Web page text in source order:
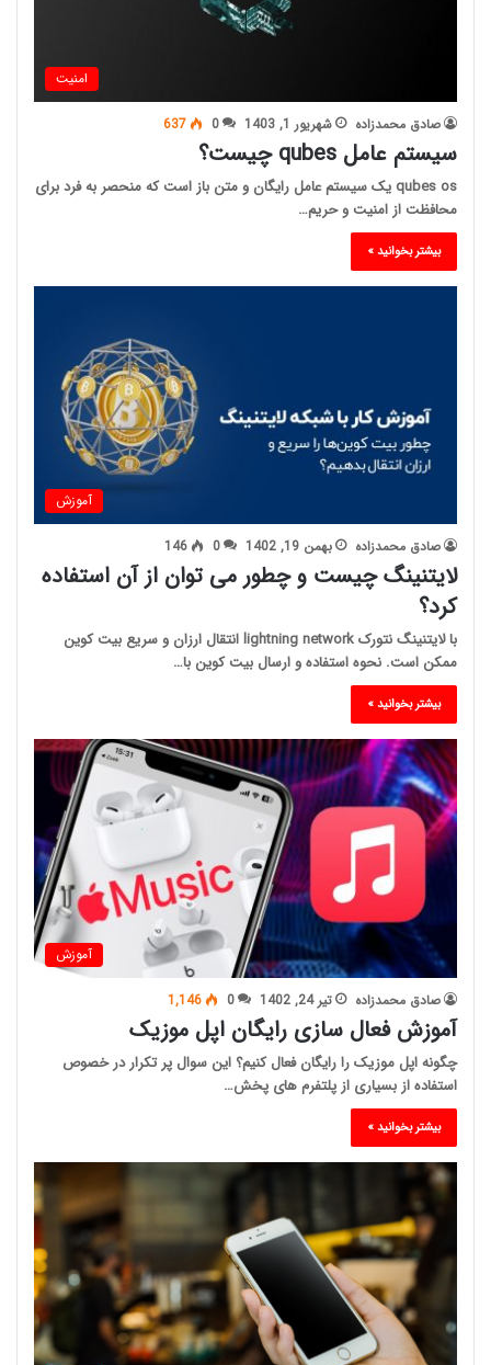
امنیت
صادق محمدزاده شهریور 1, 1403 0
637
سیستم عامل qubes چیست؟
qubes os یک سیستم عامل رایگان و متن باز است که منحصر به فرد برای
محافظت از امنیت و حریم…
بیشتر بخوانید »
آموزش
صادق محمدزاده بهمن 19, 1402 0
146
لایتنینگ چیست و چطور می توان از آن استفاده
کرد؟
با لایتنینگ نتورک lightning network انتقال ارزان و سریع بیت کوین
ممکن است. نحوه استفاده و ارسال بیت کوین با…
بیشتر بخوانید »
آموزش
صادق محمدزاده تیر 24, 1402 0
1,146
آموزش فعال سازی رایگان اپل موزیک
چگونه اپل موزیک را رایگان فعال کنیم؟ این سوال پر تکرار در خصوص
استفاده از بسیاری از پلتفرم های پخش…
بیشتر بخوانید »